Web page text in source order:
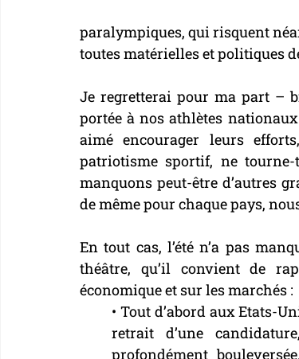
paralympiques, qui risquent
toutes matérielles et politiques
Je regretterai pour ma part –
portée à nos athlètes
aimé encourager leurs
patriotisme sportif, ne
manquons peut-être d’autres
de même pour chaque pays,
En tout cas, l’été n’a pas
théâtre, qu’il convient de
économique et sur les marchés :
• Tout d’abord aux Etats-
retrait d’une
profondément